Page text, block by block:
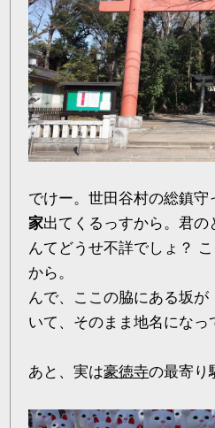
でけー。世田谷村の総鎮守
家出てくるっすから。君の
んてどうせ不詳でしょ？
から。
んで、ここの脇にある坂が
いて、そのまま地名になっ
あと、実は豪徳寺の最寄り